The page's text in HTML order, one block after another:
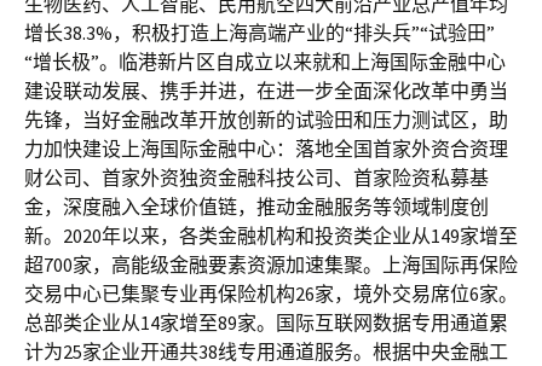
增长38.3%，积极打造上海高端产业的“排头兵”“试验田”
“增长极”。临港新片区自成立以来就和上海国际金融中心
建设联动发展、携手并进，在进一步全面深化改革中勇当
先锋，当好金融改革开放创新的试验田和压力测试区，助
力加快建设上海国际金融中心：落地全国首家外资合资理
财公司、首家外资独资金融科技公司、首家险资私募基
金，深度融入全球价值链，推动金融服务等领域制度创
新。2020年以来，各类金融机构和投资类企业从149家增至
超700家，高能级金融要素资源加速集聚。上海国际再保险
交易中心已集聚专业再保险机构26家，境外交易席位6家。
总部类企业从14家增至89家。国际互联网数据专用通道累
计为25家企业开通共38线专用通道服务。根据中央金融工